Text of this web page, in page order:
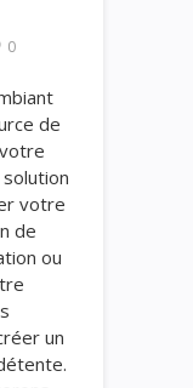
0
de
votre
de
ou
un